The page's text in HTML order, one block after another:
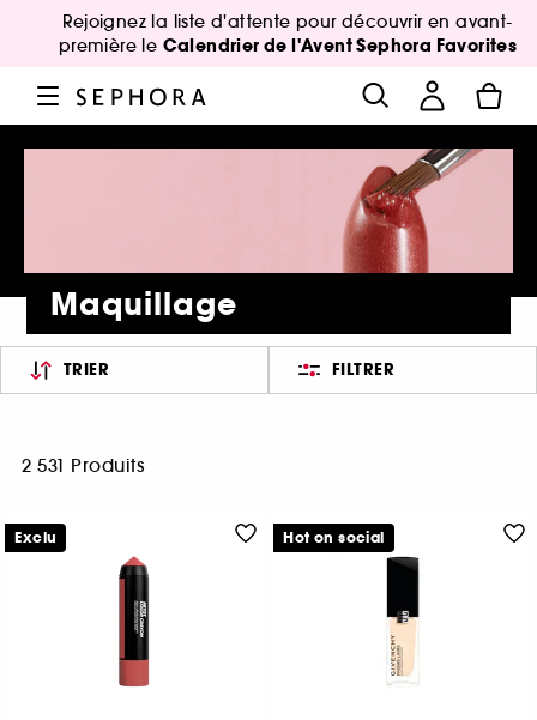
Rejoignez la liste d'attente pour découvrir en avant-
première le Calendrier de l'Avent Sephora Favorites
Maquillage
TRIER FILTRER
2 531 Produits
Exclu Hot on social